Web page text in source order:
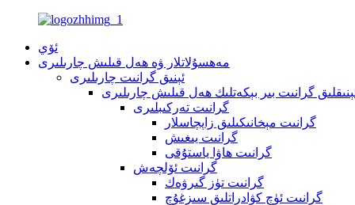
ئۆي
مەھسۇلاتلار ۋە ھەل قىلىش چارىلىرى
ئېنىق گرانىت چارىلىرى
گرانىت بىر بېكەتلىك ھەل قىلىش چارىلىرى
گرانىت تەركىبلىرى
گرانىت مېخانىكىلىق زاپچاسلار
گرانىت يىغىش
گرانىت ھاۋا ياستۇقى
گرانىت ئۆلچەش
گرانىت تۈز گىرۋەك
گرانىت ئۈچ كۋادراتلىق سىزغۇچ